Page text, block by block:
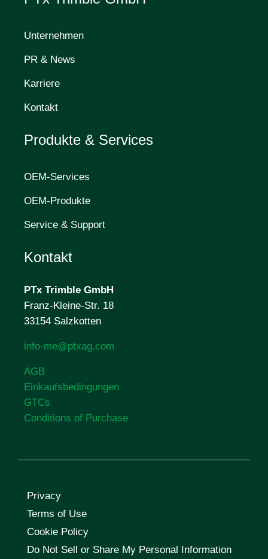
Unternehmen
PR & News
Karriere
Kontakt
Produkte & Services
OEM-Services
OEM-Produkte
Service & Support
Kontakt
PTx Trimble GmbH
Franz-Kleine-Str. 18
33154 Salzkotten
info-me@ptxag.com
AGB
Einkaufsbedingungen
GTCs
Conditions of Purchase
Privacy
Terms of Use
Cookie Policy
Do Not Sell or Share My Personal Information